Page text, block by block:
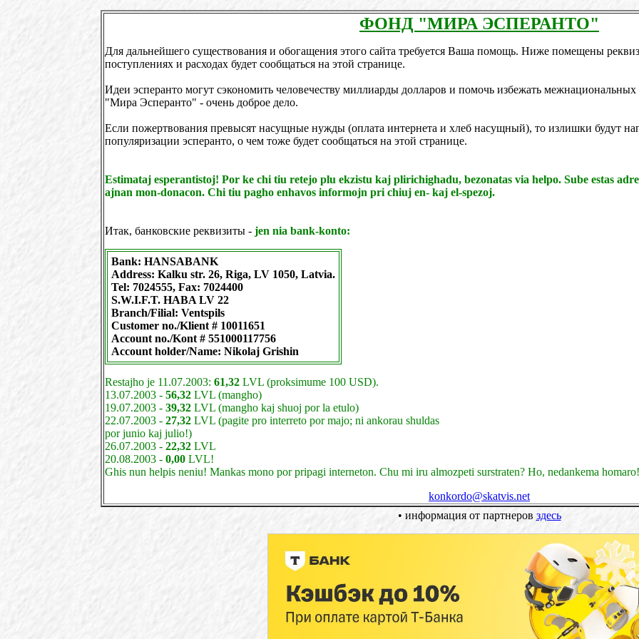
ФОНД "МИРА ЭСПЕРАНТО"
Для дальнейшего существования и обогащения этого сайта требуется Ваша помощь. Ниже помещены
поступлениях и расходах будет сообщаться на этой странице.
Идеи эсперанто могут сэкономить человечеству миллиарды долларов и помочь избежать
"Мира Эсперанто" - очень доброе дело.
Если пожертвования превысят насущные нужды (оплата интернета и хлеб насущный), то излишки будут
популяризации эсперанто, о чем тоже будет сообщаться на этой странице.
Estimataj esperantistoj! Por ke chi tiu retejo plu ekzistu kaj plirichighadu, bezonatas via helpo. Sube estas
ajnan mon-donacon. Chi tiu pagho enhavos informojn pri chiuj en- kaj el-spezoj.
Итак, банковские реквизиты - jen nia bank-konto:
Bank: HANSABANK
Address: Kalku str. 26, Riga, LV 1050, Latvia.
Tel: 7024555, Fax: 7024400
S.W.I.F.T. HABA LV 22
Branch/Filial: Ventspils
Customer no./Klient # 10011651
Account no./Kont # 551000117756
Account holder/Name: Nikolaj Grishin
Restajho je 11.07.2003: 61,32 LVL (proksimume 100 USD).
13.07.2003 - 56,32 LVL (mangho)
19.07.2003 - 39,32 LVL (mangho kaj shuoj por la etulo)
22.07.2003 - 27,32 LVL (pagite pro interreto por majo; ni ankorau shuldas
por junio kaj julio!)
26.07.2003 - 22,32 LVL
20.08.2003 - 0,00 LVL!
Ghis nun helpis neniu! Mankas mono por pripagi interneton. Chu mi iru almozpeti surstraten? Ho, nedankema homaro!
konkordo@skatvis.net
• информация от партнеров здесь